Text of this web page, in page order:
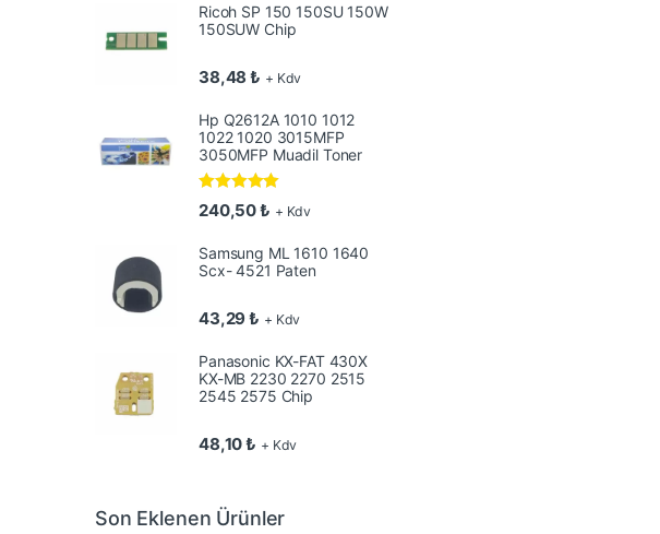
Ricoh SP 150 150SU 150W
150SUW Chip
38,48₺ + Kdv
Hp Q2612A 1010 1012
1022 1020 3015MFP
3050MFP Muadil Toner
5 üzerinden
5.00oy aldı
240,50₺ + Kdv
Samsung ML 1610 1640
Scx- 4521 Paten
43,29₺ + Kdv
Panasonic KX-FAT 430X
KX-MB 2230 2270 2515
2545 2575 Chip
48,10₺ + Kdv
Son Eklenen Ürünler